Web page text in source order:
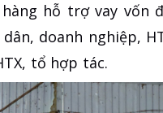
hỗ trợ vay vốn
doanh nghiệp,
tổ hợp tác.